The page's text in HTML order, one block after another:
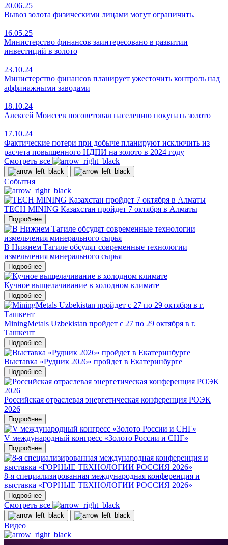
20.06.25
Вывоз золота физическими лицами могут ограничить.
16.05.25
Министерство финансов заинтересовано в развитии
инвестиций в золото
23.10.24
Министерство финансов планирует ужесточить контроль над
аффинажными заводами
18.10.24
Алексей Моисеев посоветовал населению покупать золото
17.10.24
Фактические потери при добыче планируют исключить из
расчета повышенного НДПИ на золото в 2024 году
Смотреть все
События
TECH MINING Казахстан пройдет 7 октября в Алматы
Подробнее
В Нижнем Тагиле обсудят современные технологии
измельчения минерального сырья
Подробнее
Кучное выщелачивание в холодном климате
Подробнее
MiningMetals Uzbekistan пройдет с 27 по 29 октября в г.
Ташкент
Подробнее
Выставка «Рудник 2026» пройдет в Екатеринбурге
Подробнее
Российская отраслевая энергетическая конференция РОЭК
2026
Подробнее
V международный конгресс «Золото России и СНГ»
Подробнее
8-я специализированная международная конференция и
выставка «ГОРНЫЕ ТЕХНОЛОГИИ РОССИЯ 2026»
Подробнее
Смотреть все
Видео